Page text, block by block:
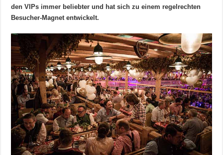
den VIPs immer beliebter und hat sich zu einem regelrechten
Besucher-Magnet entwickelt.